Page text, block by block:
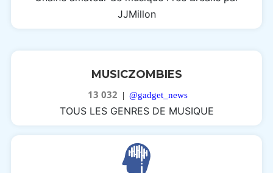
JJMillon
MUSICZOMBIES
13 032 | @gadget_news
TOUS LES GENRES DE MUSIQUE